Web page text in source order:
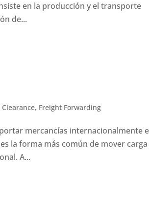
en la producción y el transporte
de...
Clearance, Freight Forwarding
mercancías internacionalmente
la forma más común de mover carga
A...